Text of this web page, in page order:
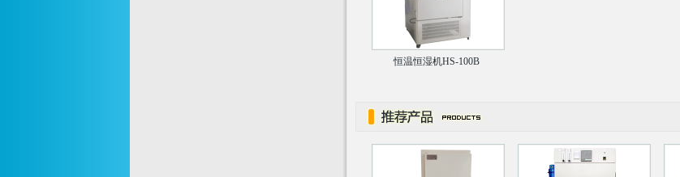
恒温恒湿机HS-100B